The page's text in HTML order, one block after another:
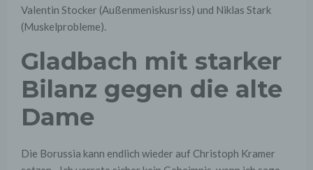
Valentin Stocker (Außenmeniskusriss) und Niklas Stark
(Muskelprobleme).
Gladbach mit starker
Bilanz gegen die alte
Dame
Die Borussia kann endlich wieder auf Christoph Kramer